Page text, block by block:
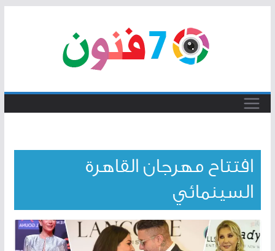
افتتاح مهرجان القاهرة
السينمائي